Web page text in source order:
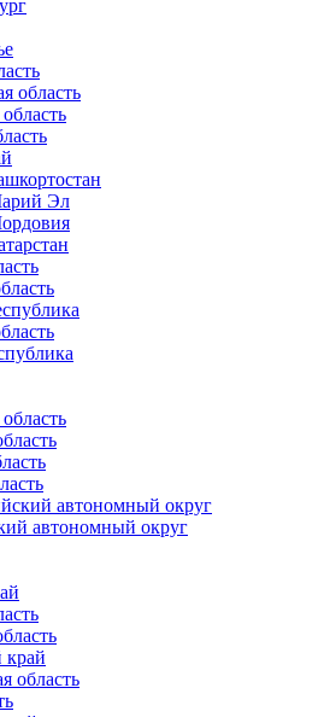
область
Эл
автономный округ
автономный округ
край
область